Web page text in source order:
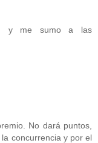
y me sumo a las
No dará puntos,
concurrencia y por el